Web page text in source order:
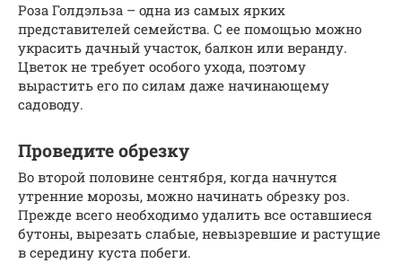
Роза Голдэльза – одна из самых ярких
представителей семейства. С ее помощью можно
украсить дачный участок, балкон или веранду.
Цветок не требует особого ухода, поэтому
вырастить его по силам даже начинающему
садоводу.
Проведите обрезку
Во второй половине сентября, когда начнутся
утренние морозы, можно начинать обрезку роз.
Прежде всего необходимо удалить все оставшиеся
бутоны, вырезать слабые, невызревшие и растущие
в середину куста побеги.